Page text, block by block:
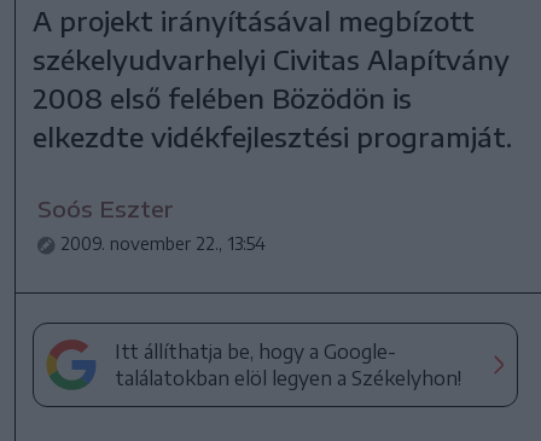
A projekt irányításával megbízott
székelyudvarhelyi Civitas Alapítvány
2008 első felében Bözödön is
elkezdte vidékfejlesztési programját.
Soós Eszter
2009. november 22., 13:54
Itt állíthatja be, hogy a Google-
találatokban elöl legyen a Székelyhon!